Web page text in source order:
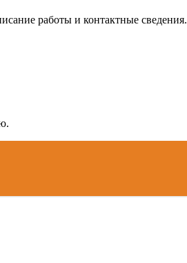
работы и контактные сведения.